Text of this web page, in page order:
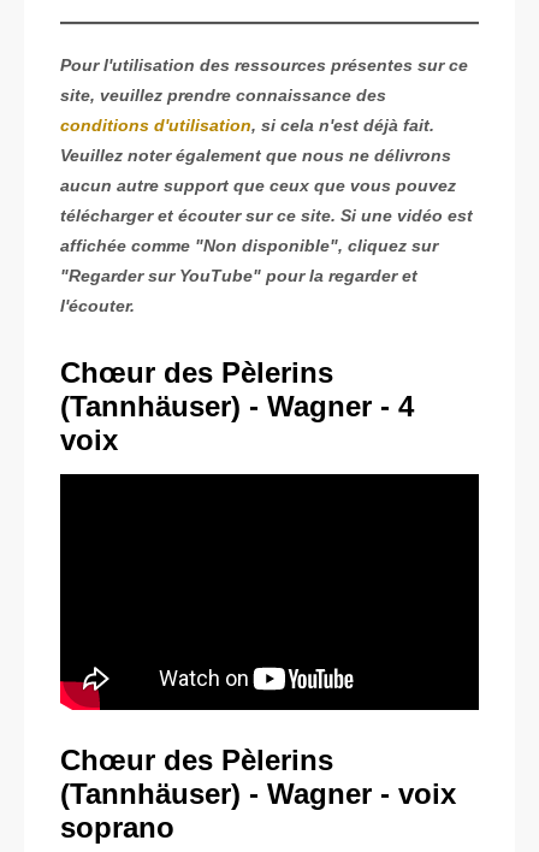
Pour l'utilisation des ressources présentes sur ce
site, veuillez prendre connaissance des
conditions d'utilisation, si cela n'est déjà fait.
Veuillez noter également que nous ne délivrons
aucun autre support que ceux que vous pouvez
télécharger et écouter sur ce site. Si une vidéo est
affichée comme "Non disponible", cliquez sur
"Regarder sur YouTube" pour la regarder et
l'écouter.
Chœur des Pèlerins
(Tannhäuser) - Wagner - 4
voix
Chœur des Pèlerins
(Tannhäuser) - Wagner - voix
soprano